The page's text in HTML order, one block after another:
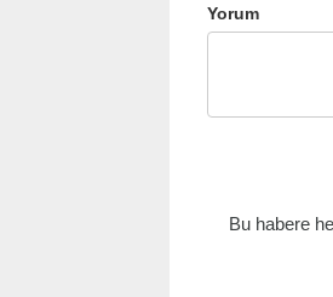
Yorum
Bu habere